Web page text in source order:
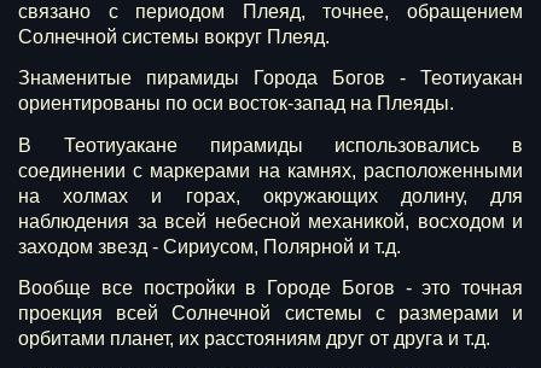
связано с периодом Плеяд, точнее, обращением
Солнечной системы вокруг Плеяд.
Знаменитые пирамиды Города Богов - Теотиуакан
ориентированы по оси восток-запад на Плеяды.
В Теотиуакане пирамиды использовались в
соединении с маркерами на камнях, расположенными
на холмах и горах, окружающих долину, для
наблюдения за всей небесной механикой, восходом и
заходом звезд - Сириусом, Полярной и т.д.
Вообще все постройки в Городе Богов - это точная
проекция всей Солнечной системы с размерами и
орбитами планет, их расстояниям друг от друга и т.д.